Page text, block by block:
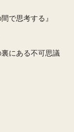
で思考する』
にある不可思議